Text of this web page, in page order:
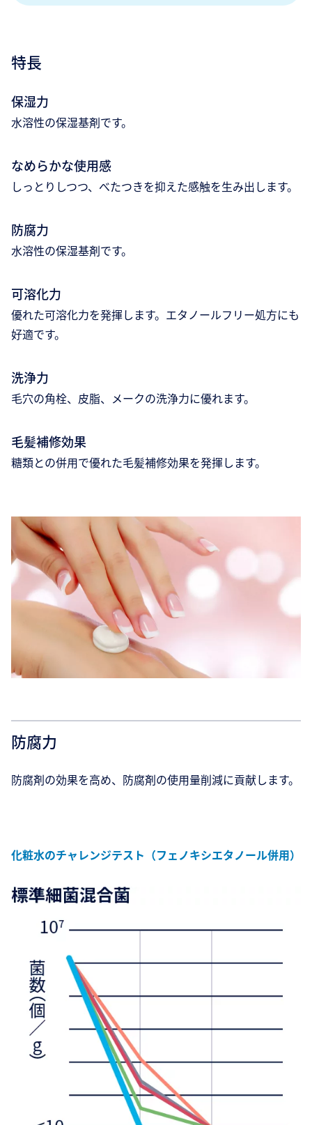
特長
保湿力
水溶性の保湿基剤です。
なめらかな使用感
しっとりしつつ、べたつきを抑えた感触を生み出します。
防腐力
水溶性の保湿基剤です。
可溶化力
優れた可溶化力を発揮します。エタノールフリー処方にも
好適です。
洗浄力
毛穴の角栓、皮脂、メークの洗浄力に優れます。
毛髪補修効果
糖類との併用で優れた毛髪補修効果を発揮します。
防腐力
防腐剤の効果を高め、防腐剤の使用量削減に貢献します。
化粧水のチャレンジテスト（フェノキシエタノール併用）